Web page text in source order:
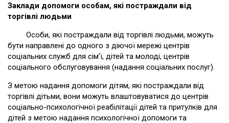
Заклади допомоги особам, які постраждали від
торгівлі людьми
Особи, які постраждали від торгівлі людьми, можуть
бути направлені до одного з діючої мережі центрів
соціальних служб для сім’ї, дітей та молоді, центрів
соціального обслуговування (надання соціальних послуг).
З метою надання допомоги дітям, які постраждали від
торгівлі дітьми, вони можуть влаштовуватися до центрів
соціально-психологічної реабілітації дітей та притулків для
дітей з метою надання психологічної допомоги та